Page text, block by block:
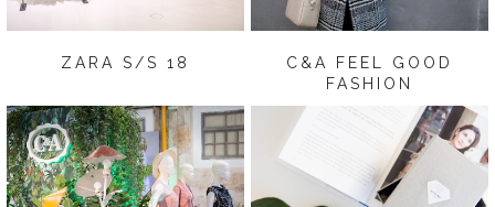
ZARA S/S 18
C&A FEEL GOOD
FASHION